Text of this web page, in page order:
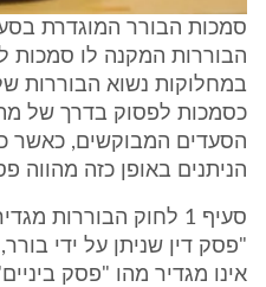
סמכות הבורר המוגדרת
הבוררות המקנה לו סמכות
במחלוקות נשוא הבוררות
כסמכות לפסוק בדרך של
הסעדים המבוקשים, כאשר
הניתנים באופן כזה מהווה
סעיף 1 לחוק הבוררות
"פסק דין שניתן על ידי
אינו מגדיר מהו "פסק